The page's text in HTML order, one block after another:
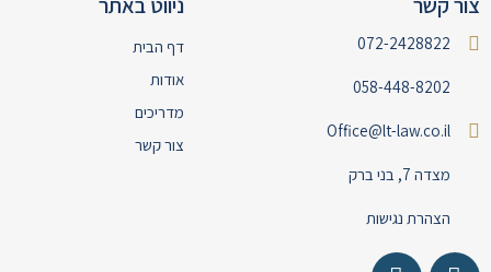
072-2428822
058-448-8202
Office@lt-law.co.il
מצדה 7, בני ברק
הצהרת נגישות
דף הבית
אודות
מדריכים
צור קשר